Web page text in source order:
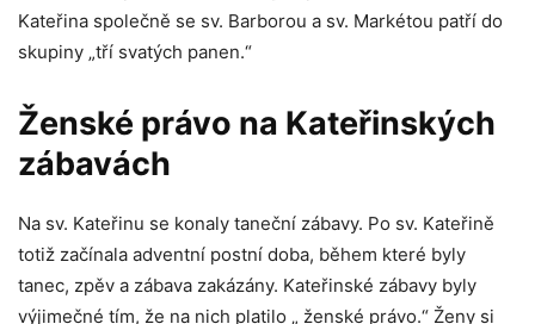
Kateřina společně se sv. Barborou a sv. Markétou patří do
skupiny „tří svatých panen.“
Ženské právo na Kateřinských
zábavách
Na sv. Kateřinu se konaly taneční zábavy. Po sv. Kateřině
totiž začínala adventní postní doba, během které byly
tanec, zpěv a zábava zakázány. Kateřinské zábavy byly
výjimečné tím, že na nich platilo „ ženské právo.“ Ženy si